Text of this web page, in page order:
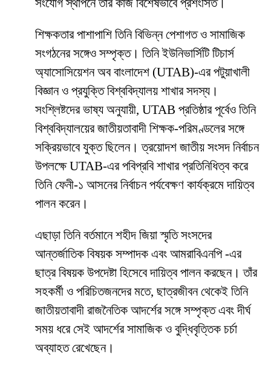
সংযোগ স্থাপনে তাঁর কাজ বিশেষভাবে প্রশংসিত।
শিক্ষকতার পাশাপাশি তিনি বিভিন্ন পেশাগত ও সামাজিক
সংগঠনের সঙ্গেও সম্পৃক্ত। তিনি ইউনিভার্সিটি টিচার্স
অ্যাসোসিয়েশন অব বাংলাদেশ (UTAB)-এর পটুয়াখালী
বিজ্ঞান ও প্রযুক্তি বিশ্ববিদ্যালয় শাখার সদস্য।
সংশ্লিষ্টদের ভাষ্য অনুযায়ী, UTAB প্রতিষ্ঠার পূর্বেও তিনি
বিশ্ববিদ্যালয়ের জাতীয়তাবাদী শিক্ষক-পরিমণ্ডলের সঙ্গে
সক্রিয়ভাবে যুক্ত ছিলেন। ত্রয়োদশ জাতীয় সংসদ নির্বাচন
উপলক্ষে UTAB-এর পবিপ্রবি শাখার প্রতিনিধিত্ব করে
তিনি ফেনী-১ আসনের নির্বাচন পর্যবেক্ষণ কার্যক্রমে দায়িত্ব
পালন করেন।
এছাড়া তিনি বর্তমানে শহীদ জিয়া স্মৃতি সংসদের
আন্তর্জাতিক বিষয়ক সম্পাদক এবং আমরাবিএনপি -এর
ছাত্র বিষয়ক উপদেষ্টা হিসেবে দায়িত্ব পালন করছেন। তাঁর
সহকর্মী ও পরিচিতজনদের মতে, ছাত্রজীবন থেকেই তিনি
জাতীয়তাবাদী রাজনৈতিক আদর্শের সঙ্গে সম্পৃক্ত এবং দীর্ঘ
সময় ধরে সেই আদর্শের সামাজিক ও বুদ্ধিবৃত্তিক চর্চা
অব্যাহত রেখেছেন।